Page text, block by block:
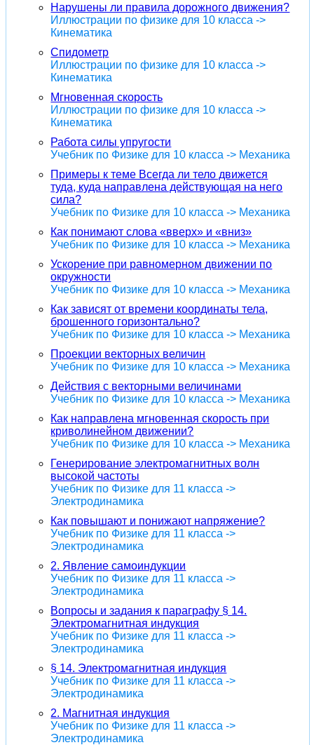
Нарушены ли правила дорожного движения?
Иллюстрации по физике для 10 класса ->
Кинематика
Спидометр
Иллюстрации по физике для 10 класса ->
Кинематика
Мгновенная скорость
Иллюстрации по физике для 10 класса ->
Кинематика
Работа силы упругости
Учебник по Физике для 10 класса -> Механика
Примеры к теме Всегда ли тело движется
туда, куда направлена действующая на него
сила?
Учебник по Физике для 10 класса -> Механика
Как понимают слова «вверх» и «вниз»
Учебник по Физике для 10 класса -> Механика
Ускорение при равномерном движении по
окружности
Учебник по Физике для 10 класса -> Механика
Как зависят от времени координаты тела,
брошенного горизонтально?
Учебник по Физике для 10 класса -> Механика
Проекции векторных величин
Учебник по Физике для 10 класса -> Механика
Действия с векторными величинами
Учебник по Физике для 10 класса -> Механика
Как направлена мгновенная скорость при
криволинейном движении?
Учебник по Физике для 10 класса -> Механика
Генерирование электромагнитных волн
высокой частоты
Учебник по Физике для 11 класса ->
Электродинамика
Как повышают и понижают напряжение?
Учебник по Физике для 11 класса ->
Электродинамика
2. Явление самоиндукции
Учебник по Физике для 11 класса ->
Электродинамика
Вопросы и задания к параграфу § 14.
Электромагнитная индукция
Учебник по Физике для 11 класса ->
Электродинамика
§ 14. Электромагнитная индукция
Учебник по Физике для 11 класса ->
Электродинамика
2. Магнитная индукция
Учебник по Физике для 11 класса ->
Электродинамика